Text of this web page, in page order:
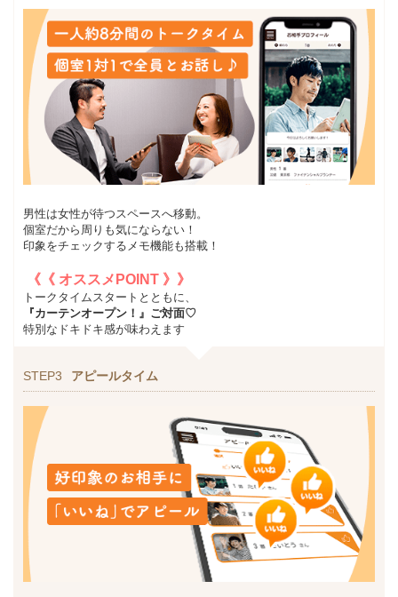
男性は女性が待つスペースへ移動。
個室だから周りも気にならない！
印象をチェックするメモ機能も搭載！
《《 オススメPOINT 》》
トークタイムスタートとともに、
『カーテンオープン！』ご対面♡
特別なドキドキ感が味わえます
STEP3 アピールタイム